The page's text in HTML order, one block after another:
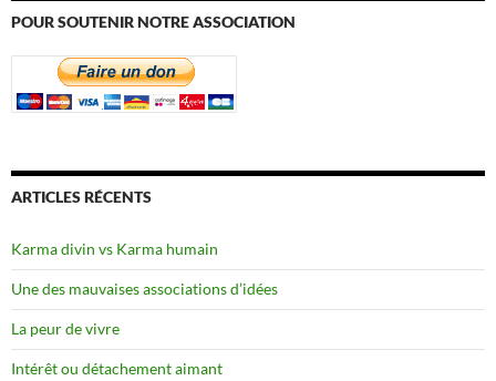
POUR SOUTENIR NOTRE ASSOCIATION
ARTICLES RÉCENTS
Karma divin vs Karma humain
Une des mauvaises associations d’idées
La peur de vivre
Intérêt ou détachement aimant